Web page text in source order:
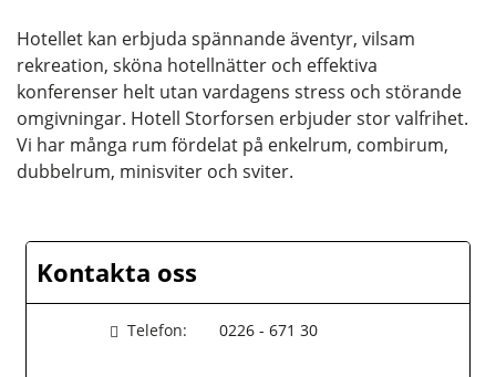
Hotellet kan erbjuda spännande äventyr, vilsam
rekreation, sköna hotellnätter och effektiva
konferenser helt utan vardagens stress och störande
omgivningar. Hotell Storforsen erbjuder stor valfrihet.
Vi har många rum fördelat på enkelrum, combirum,
dubbelrum, minisviter och sviter.
Kontakta oss
Telefon: 0226 - 671 30